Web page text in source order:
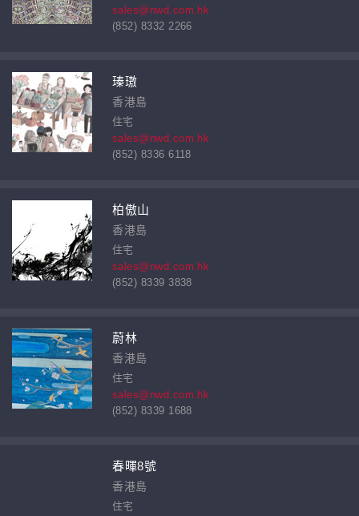
sales@nwd.com.hk
(852) 8332 2266
瑧璈
香港島
住宅
sales@nwd.com.hk
(852) 8336 6118
柏傲山
香港島
住宅
sales@nwd.com.hk
(852) 8339 3838
蔚林
香港島
住宅
sales@nwd.com.hk
(852) 8339 1688
春暉8號
香港島
住宅